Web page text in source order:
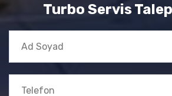
Turbo Servis